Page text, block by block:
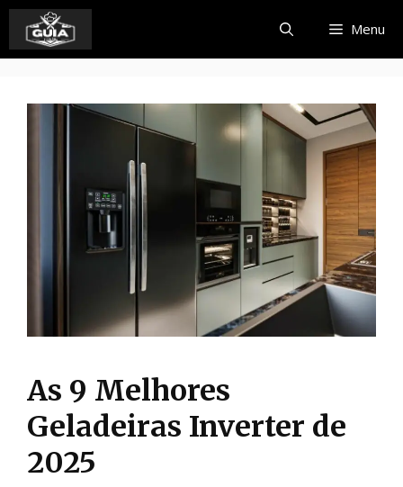
Pular
para
o
Menu
As 9 Melhores
Geladeiras Inverter de
2025